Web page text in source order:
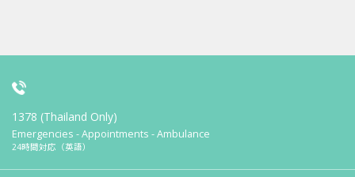
1378 (Thailand Only)
Emergencies - Appointments - Ambulance
24時間対応（英語）